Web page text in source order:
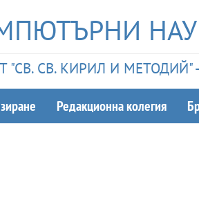
СВ. КИРИЛ И МЕТОДИЙ"
Редакционна колегия